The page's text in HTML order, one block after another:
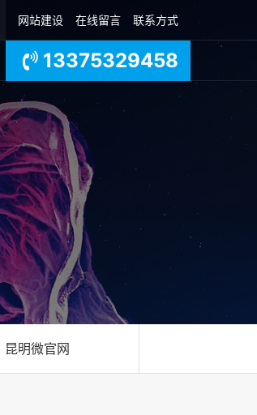
网站建设 在线留言 联系方式
13375329458
昆明微官网